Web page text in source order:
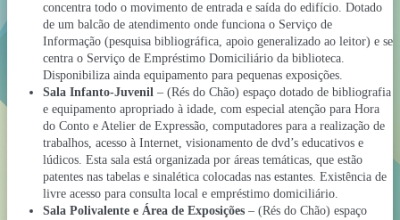
concentra todo o movimento de entrada e saída do edifício. Dotado
de um balcão de atendimento onde funciona o Serviço de
Informação (pesquisa bibliográfica, apoio generalizado ao leitor) e se
centra o Serviço de Empréstimo Domiciliário da biblioteca.
Disponibiliza ainda equipamento para pequenas exposições.
Sala Infanto-Juvenil – (Rés do Chão) espaço dotado de bibliografia
e equipamento apropriado à idade, com especial atenção para Hora
do Conto e Atelier de Expressão, computadores para a realização de
trabalhos, acesso à Internet, visionamento de dvd’s educativos e
lúdicos. Esta sala está organizada por áreas temáticas, que estão
patentes nas tabelas e sinalética colocadas nas estantes. Existência de
livre acesso para consulta local e empréstimo domiciliário.
Sala Polivalente e Área de Exposições – (Rés do Chão) espaço